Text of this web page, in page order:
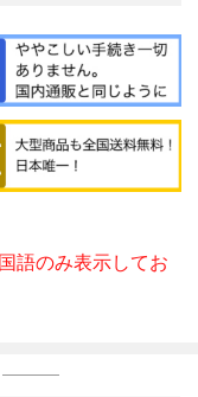
語のみ表示してお